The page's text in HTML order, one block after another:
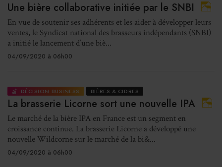
Une bière collaborative initiée par le SNBI
En vue de soutenir ses adhérents et les aider à développer leurs
ventes, le Syndicat national des brasseurs indépendants (SNBI)
a initié le lancement d’une biè...
04/09/2020 à 06h00
DÉCISION BUSINESS BIÈRES & CIDRES
La brasserie Licorne sort une nouvelle IPA
Le marché de la bière IPA en France est un segment en
croissance continue. La brasserie Licorne a développé une
nouvelle Wildcorne sur le marché de la bi&...
04/09/2020 à 06h00